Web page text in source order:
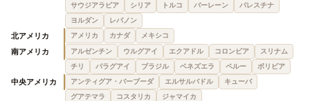
サウジアラビア
シリア トルコ バーレーン
パレスチナ
ヨルダン
レバノン
北アメリカ アメリカ カナダ メキシコ
南アメリカ アルゼンチン ウルグアイ エクアドル コロンビア
スリナム
チリ
パラグアイ ブラジル ベネズエラ ペルー ボリビア
中央アメリカ アンティグア・バーブーダ エルサルバドル
キューバ
グアテマラ
コスタリカ
ジャマイカ